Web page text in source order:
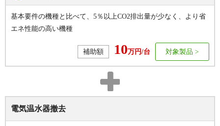
基本要件の機種と比べて、5％以上CO2排出量が少なく、より省
エネ性能の高い機種
補助額 10万円/台 対象製品
電気温水器撤去